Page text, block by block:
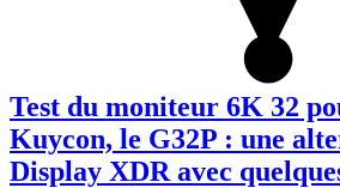
Test du moniteur 6K 32
Kuycon, le G32P : une
Display XDR avec